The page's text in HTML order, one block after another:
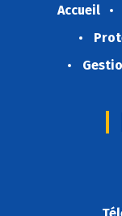
Accueil